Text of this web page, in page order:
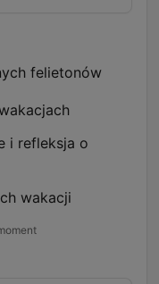
felietonów
i refleksja o
wakacji